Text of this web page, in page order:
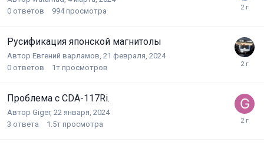
0 ответов 994 просмотра
Русификация японской магнитолы
Автор Евгений варламов 21 февраля, 2024
0 ответов 1т просмотров
Проблема с CDA-117Ri.
Автор Giger, 22 января, 2024
3 ответа 1.5т просмотра